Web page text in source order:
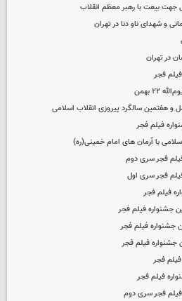
جهت بیعت با رهبر معظم انقلاب
و شهدای ناو دنا در تهران
در تهران
فجر
بهمن
و هفتمین سالگرد پیروزی انقلاب اسلامی
فیلم فجر
با آرمان های امام خمینی(ره)
فجر سری دوم
فجر سری اول
فیلم فجر
جشنواره فیلم فجر
جشنواره فیلم فجر
جشنواره فیلم فجر
فجر
فیلم فجر
فجر سری دوم